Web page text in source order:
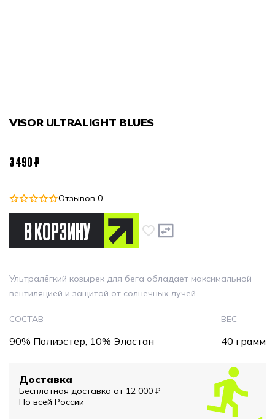
Отзывов 0
VISOR ULTRALIGHT BLUES
3 490 ₽
В КОРЗИНУ
Ультралёгкий козырек для бега обладает максимальной
вентиляцией и защитой от солнечных лучей
СОСТАВ
90% Полиэстер, 10% Эластан
ВЕС
40 грамм
Доставка
Бесплатная доставка от 12 000 ₽
По всей России